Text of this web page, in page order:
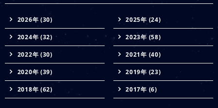
2026年 (30) 2025年 (24)
2024年 (32) 2023年 (58)
2022年 (30) 2021年 (40)
2020年 (39) 2019年 (23)
2018年 (62) 2017年 (6)